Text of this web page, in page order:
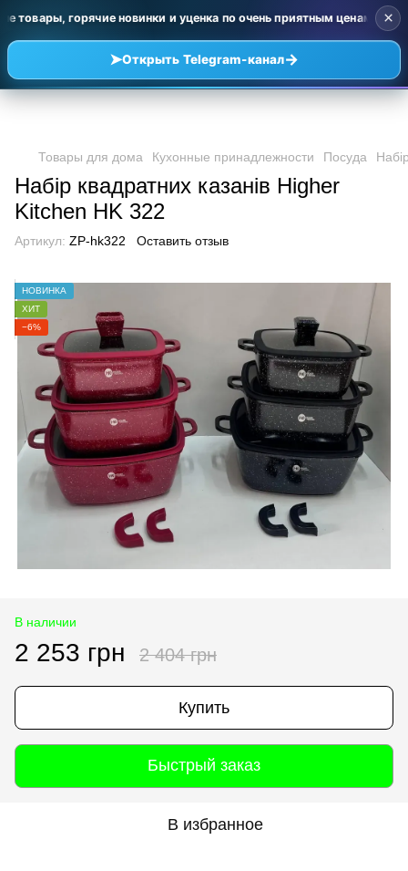
товары, горячие новинки и уценка по очень приятным ценам —
➤Открыть Telegram-канал→
×
Товары для дома Кухонные принадлежности Посуда
Набір квадратних казанів Higher
Kitchen HK 322
Артикул: ZP-hk322 Оставить отзыв
НОВИНКА
ХИТ
−6%
В наличии
2 253 грн 2 404 грн
Купить
Быстрый заказ
В избранное